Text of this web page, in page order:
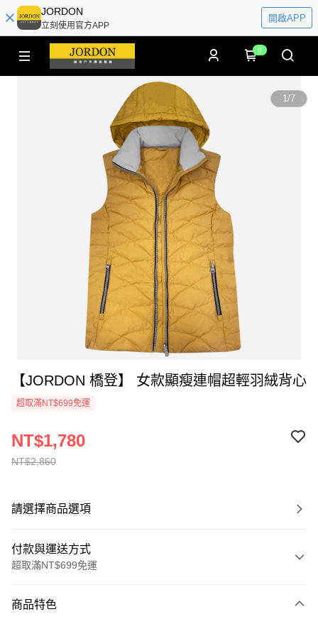
JORDON
立刻使用官方APP
開啟APP
0
1/7
【JORDON 橋登】 女款顯瘦連帽超輕羽絨背心
超取滿NT$699免運
NT$2,860
NT$1,780
請選擇商品選項
付款與運送方式
超取滿NT$699免運
信用卡一次付款
商品特色